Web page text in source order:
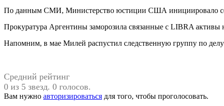
По данным СМИ, Министерство юстиции США инициировало
Прокуратура Аргентины заморозила связанные с LIBRA
Напомним, в мае Милей распустил следственную группу по
Средний рейтинг
0 из 5 звезд. 0 голосов.
Вам нужно авторизироваться для того, чтобы проголосовать.